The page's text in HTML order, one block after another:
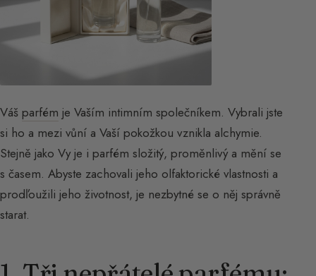
Váš parfém je Vaším intimním společníkem. Vybrali jste
si ho a mezi vůní a Vaší pokožkou vznikla alchymie.
Stejně jako Vy je i parfém složitý, proměnlivý a mění se
s časem. Abyste zachovali jeho olfaktorické vlastnosti a
prodľoužili jeho životnost, je nezbytné se o něj správně
starat.